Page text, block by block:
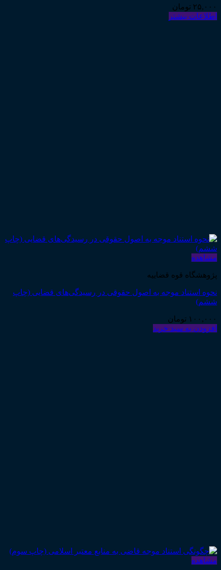
۲۵,۰۰۰ تومان
اطلاعات بیشتر
مشاهده
پژوهشگاه قوه قضاییه
نحوه استناد موجه به اصول حقوقی در رسیدگی‌های قضایی (چاپ
ششم)
۱۰۰,۰۰۰ تومان
افزودن به سبد خرید
مشاهده